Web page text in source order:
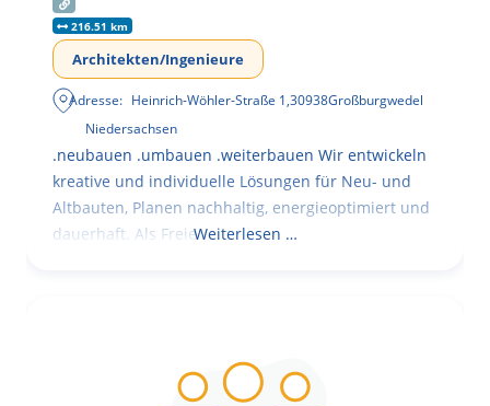
216.51 km
Architekten/Ingenieure
Adresse: Heinrich-Wöhler-Straße 1,30938Großburgwedel
Niedersachsen
.neubauen .umbauen .weiterbauen Wir entwickeln
kreative und individuelle Lösungen für Neu- und
Altbauten, Planen nachhaltig, energieoptimiert und
dauerhaft. Als FreieWeiterlesen …